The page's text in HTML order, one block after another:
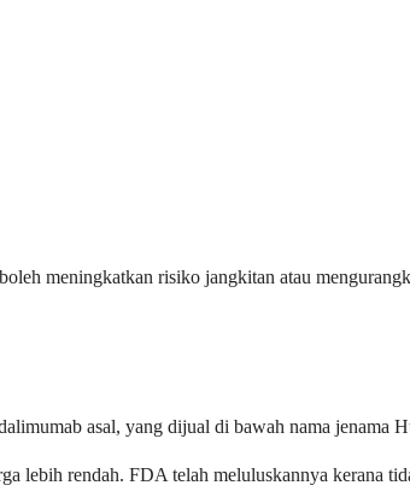
meningkatkan risiko jangkitan atau
asal, yang dijual di bawah nama jenama
lebih rendah. FDA telah meluluskannya kerana